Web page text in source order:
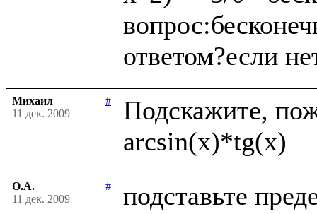
Михаил
#
11 дек. 2009
Подскажите,
О.А.
#
11 дек. 2009
подставьте